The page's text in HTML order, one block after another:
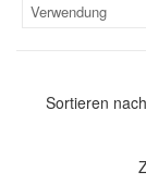
Verwendung
Sortieren nach